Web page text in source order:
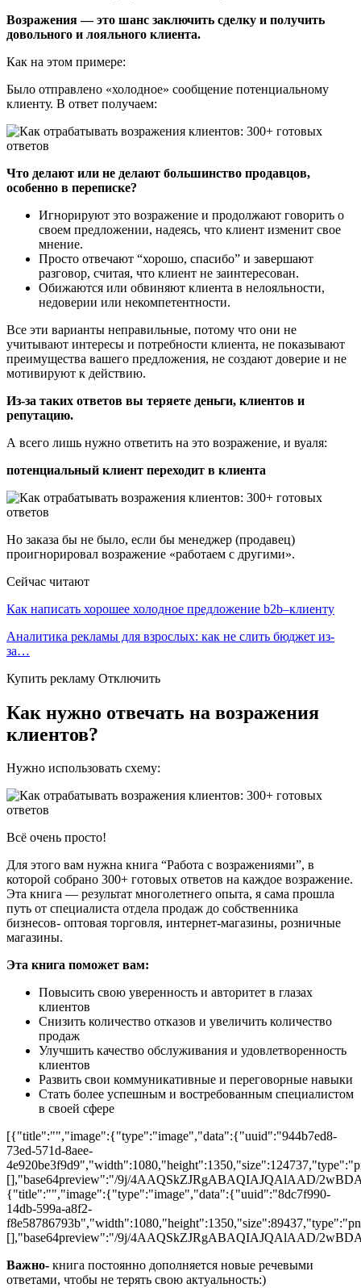
Возражения — это шанс заключить сделку и получить
довольного и лояльного клиента.
Как на этом примере:
Было отправлено «холодное» сообщение потенциальному
клиенту. В ответ получаем:
Что делают или не делают большинство продавцов,
особенно в переписке?
Игнорируют это возражение и продолжают говорить о
своем предложении, надеясь, что клиент изменит свое
мнение.
Просто отвечают “хорошо, спасибо” и завершают
разговор, считая, что клиент не заинтересован.
Обижаются или обвиняют клиента в нелояльности,
недоверии или некомпетентности.
Все эти варианты неправильные, потому что они не
учитывают интересы и потребности клиента, не показывают
преимущества вашего предложения, не создают доверие и не
мотивируют к действию.
Из-за таких ответов вы теряете деньги, клиентов и
репутацию.
А всего лишь нужно ответить на это возражение, и вуаля:
потенциальный клиент переходит в клиента
Но заказа бы не было, если бы менеджер (продавец)
проигнорировал возражение «работаем с другими».
Сейчас читают
Как написать хорошее холодное предложение b2b–клиенту
Аналитика рекламы для взрослых: как не слить бюджет из-
за…
Купить рекламу Отключить
Как нужно отвечать на возражения
клиентов?
Нужно использовать схему:
Всё очень просто!
Для этого вам нужна книга “Работа с возражениями”, в
которой собрано 300+ готовых ответов на каждое возражение.
Эта книга — результат многолетнего опыта, я сама прошла
путь от специалиста отдела продаж до собственника
бизнесов- оптовая торговля, интернет-магазины, розничные
магазины.
Эта книга поможет вам:
Повысить свою уверенность и авторитет в глазах
клиентов
Снизить количество отказов и увеличить количество
продаж
Улучшить качество обслуживания и удовлетворенность
клиентов
Развить свои коммуникативные и переговорные навыки
Стать более успешным и востребованным специалистом
в своей сфере
[{"title":"","image":{"type":"image","data":{"uuid":"944b7ed8-
73ed-571d-8aee-
[],"base64preview":"/9j/4AAQSkZJRgABAQIAJQAlAAD/
{"title":"","image":{"type":"image","data":{"uuid":"8dc7f990-
14db-599a-a8f2-
[],"base64preview":"/9j/4AAQSkZJRgABAQIAJQAlAAD/
Важно- книга постоянно дополняется новые речевыми
ответами, чтобы не терять свою актуальность:)